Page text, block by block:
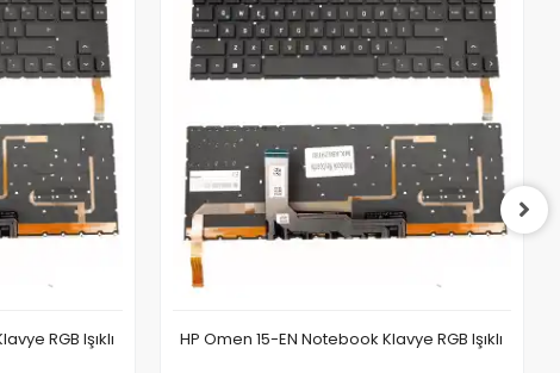
RGB Işıklı HP Omen 15-EN Notebook Klavye RGB Işıklı